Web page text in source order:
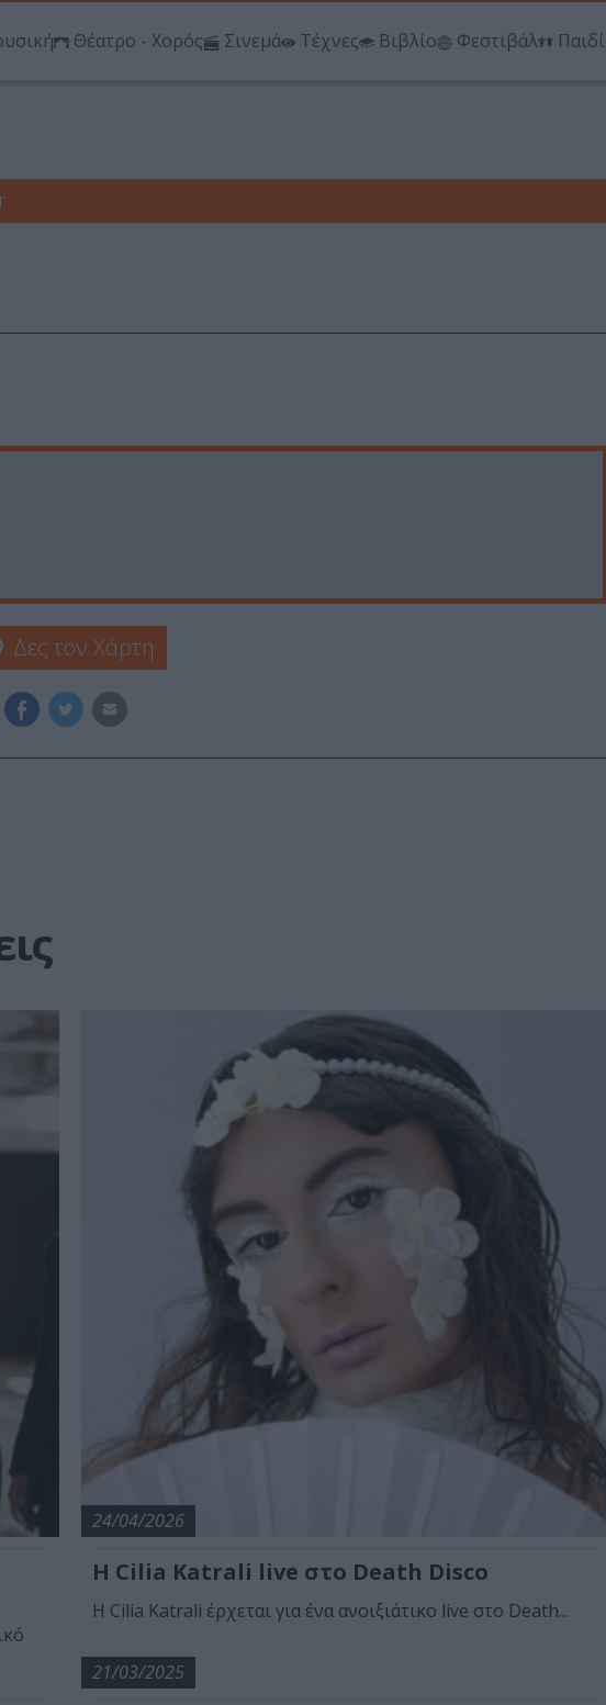
Θέατρο - Χορός Σινεμά Τέχνες Βιβλίο Φεστιβάλ Παιδί
Δες τον Χάρτη
24/04/2026
Η Cilia Katrali live στο Death Disco
Η Cilia Katrali έρχεται για ένα ανοιξιάτικο live στο Death...
21/03/2025